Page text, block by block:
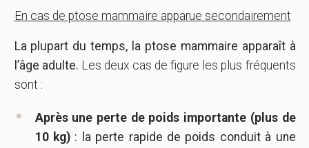
En cas de ptose mammaire apparue secondairement
La plupart du temps, la ptose mammaire apparaît à
l’âge adulte. Les deux cas de figure les plus fréquents
sont :
Après une perte de poids importante (plus de
10 kg) : la perte rapide de poids conduit à une